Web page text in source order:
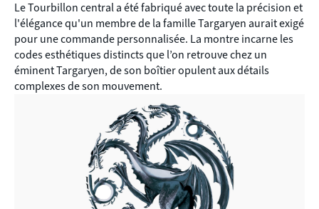
Le Tourbillon central a été fabriqué avec toute la précision et
l'élégance qu'un membre de la famille Targaryen aurait exigé
pour une commande personnalisée. La montre incarne les
codes esthétiques distincts que l’on retrouve chez un
éminent Targaryen, de son boîtier opulent aux détails
complexes de son mouvement.